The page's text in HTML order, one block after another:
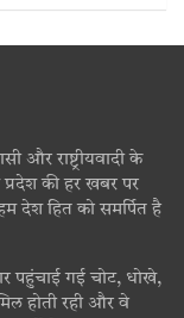
और राष्ट्रीयवादी के
की हर खबर पर
देश हित को समर्पित है
पहुंचाई गई चोट, धोखे,
होती रही और वे